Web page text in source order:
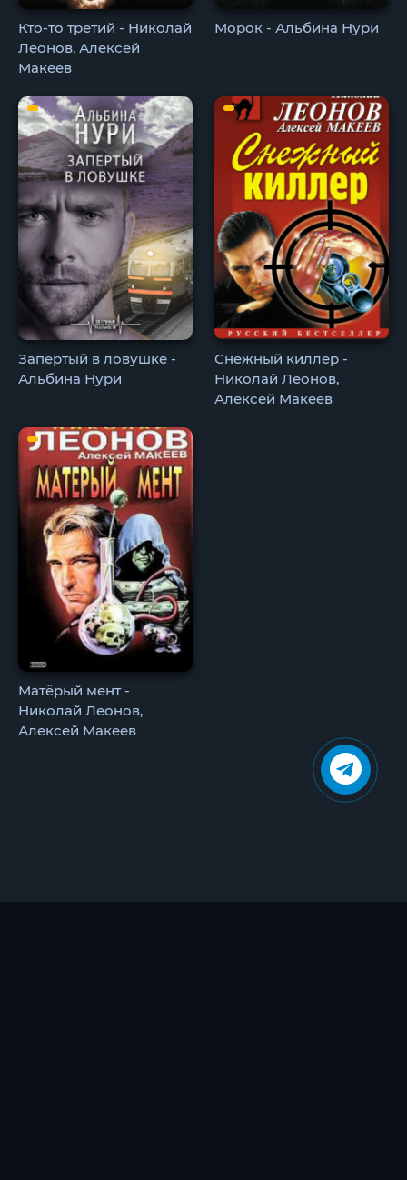
Кто-то третий - Николай
Леонов, Алексей
Макеев
Морок - Альбина Нури
Запертый в ловушке -
Альбина Нури
Снежный киллер -
Николай Леонов,
Алексей Макеев
Матёрый мент -
Николай Леонов,
Алексей Макеев